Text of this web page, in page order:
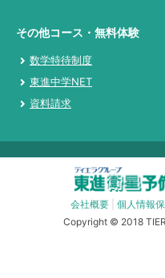
その他コース・無料体験
数学特待制度
東進中学NET
資料請求
会社概要 個人情報
Copyright © 2018